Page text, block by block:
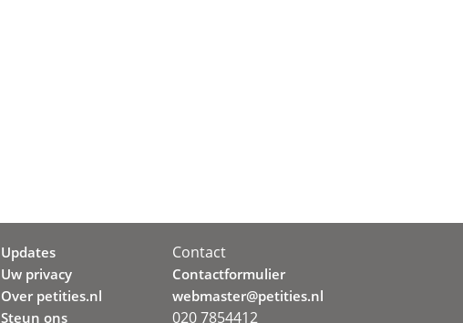
Updates
Uw privacy
Over petities.nl
Steun ons
Contact
Contactformulier
webmaster@petities.nl
020 7854412